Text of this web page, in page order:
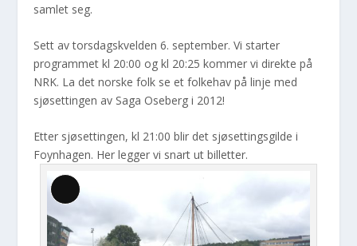
samlet seg.
Sett av torsdagskvelden 6. september. Vi starter
programmet kl 20:00 og kl 20:25 kommer vi direkte på
NRK. La det norske folk se et folkehav på linje med
sjøsettingen av Saga Oseberg i 2012!
Etter sjøsettingen, kl 21:00 blir det sjøsettingsgilde i
Foynhagen. Her legger vi snart ut billetter.
Lang